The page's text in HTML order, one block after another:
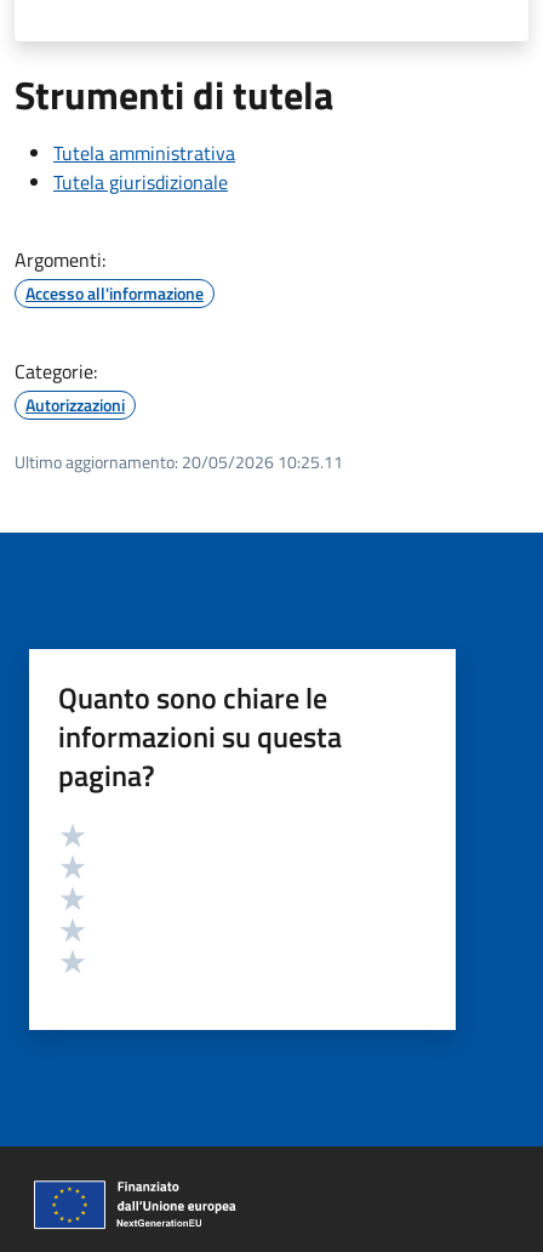
Strumenti di tutela
Tutela amministrativa
Tutela giurisdizionale
Argomenti:
Accesso all'informazione
Categorie:
Autorizzazioni
Ultimo aggiornamento: 20/05/2026 10:25.11
Quanto sono chiare le
informazioni su questa
pagina?
Valutazione